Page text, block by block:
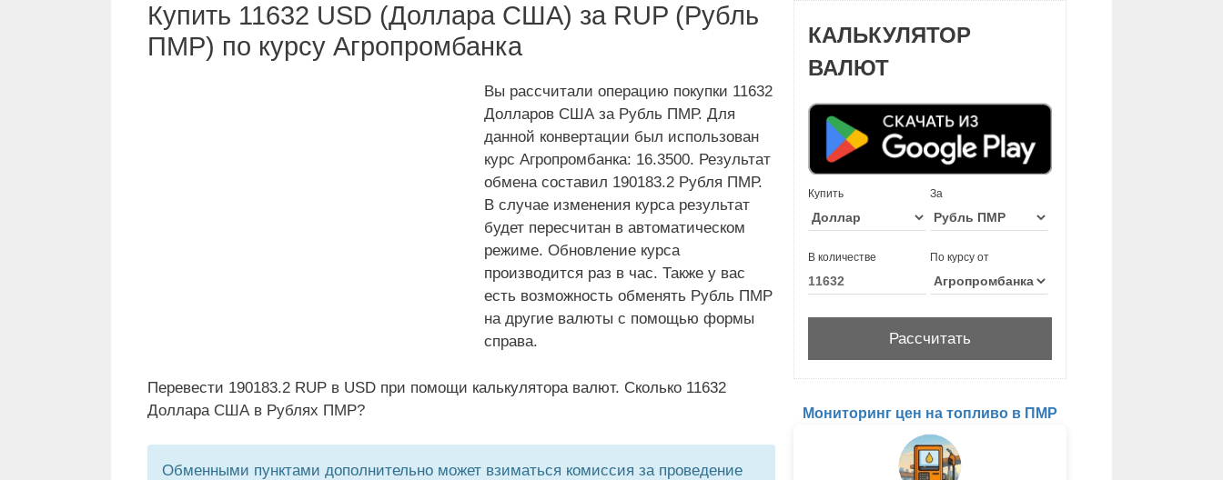
Купить 11632 USD (Доллара США) за RUP (Рубль
ПМР) по курсу Агропромбанка
Вы рассчитали операцию покупки 11632
Долларов США за Рубль ПМР. Для
данной конвертации был использован
курс Агропромбанка: 16.3500. Результат
обмена составил 190183.2 Рубля ПМР.
В случае изменения курса результат
будет пересчитан в автоматическом
режиме. Обновление курса
производится раз в час. Также у вас
есть возможность обменять Рубль ПМР
на другие валюты с помощью формы
справа.
Перевести 190183.2 RUP в USD при помощи калькулятора валют. Сколько 11632
Доллара США в Рублях ПМР?
Обменными пунктами дополнительно может взиматься комиссия за проведение
КАЛЬКУЛЯТОР
ВАЛЮТ
Купить За
В количестве По курсу от
Мониторинг цен на топливо в ПМР